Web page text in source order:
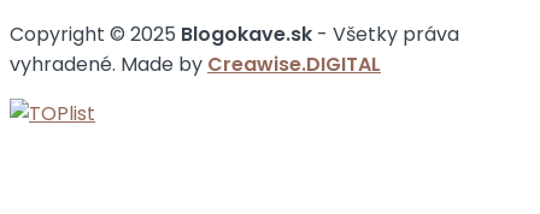
Copyright © 2025 Blogokave.sk - Všetky práva
vyhradené. Made by Creawise.DIGITAL